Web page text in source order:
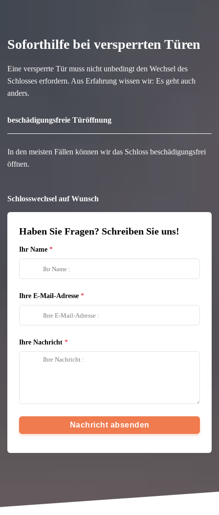
Soforthilfe bei versperrten Türen
Eine versperrte Tür muss nicht unbedingt den Wechsel des
Schlosses erfordern. Aus Erfahrung wissen wir: Es geht auch
anders.
beschädigungsfreie Türöffnung
In den meisten Fällen können wir das Schloss beschädigungsfrei
öffnen.
Schlosswechsel auf Wunsch
Haben Sie Fragen? Schreiben Sie uns!
Ihr Name
Ihre E-Mail-Adresse
Ihre Nachricht
Nachricht absenden